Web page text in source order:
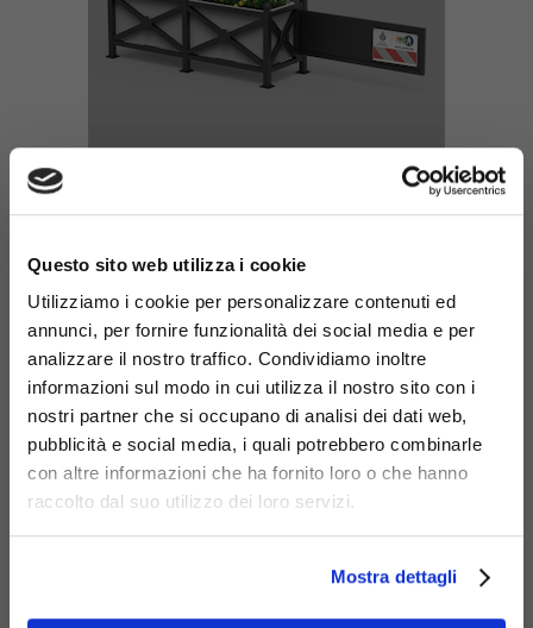
Questo sito web utilizza i cookie
Utilizziamo i cookie per personalizzare contenuti ed
annunci, per fornire funzionalità dei social media e per
analizzare il nostro traffico. Condividiamo inoltre
informazioni sul modo in cui utilizza il nostro sito con i
nostri partner che si occupano di analisi dei dati web,
pubblicità e social media, i quali potrebbero combinarle
con altre informazioni che ha fornito loro o che hanno
raccolto dal suo utilizzo dei loro servizi.
Mostra dettagli
Parapedone Open Go
con transenna destra
da cm.90
Codice: 955-DX